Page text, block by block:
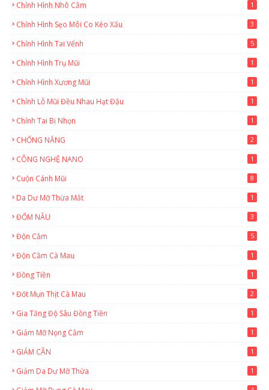
Chỉnh Hình Nhô Cằm 1
Chỉnh Hình Sẹo Môi Co Kéo Xấu 3
Chỉnh Hình Tai Vểnh 5
Chỉnh Hình Trụ Mũi 1
Chỉnh Hình Xương Mũi 1
Chỉnh Lỗ Mũi Đều Nhau Hạt Đậu 1
Chỉnh Tai Bị Nhọn 1
CHỐNG NẮNG 2
CÔNG NGHỆ NANO 1
Cuộn Cánh Mũi 8
Da Dư Mỡ Thừa Mắt 1
ĐỐM NÂU 3
Độn Cằm 5
Độn Cằm Cà Mau 1
Đồng Tiền 1
Đốt Mụn Thịt Cà Mau 2
Gia Tăng Độ Sâu Đồng Tiền 1
Giảm Mỡ Nọng Cằm 1
GIẢM CÂN 1
Giảm Da Dư Mỡ Thừa 1